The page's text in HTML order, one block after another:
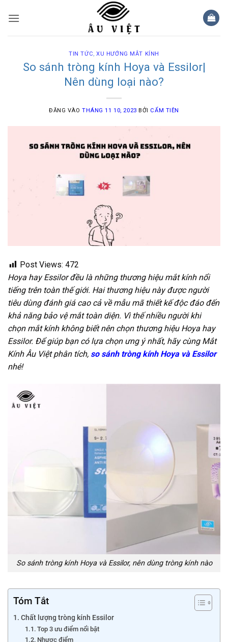
qua
TIN TỨC,XU HƯỚNG MẮT KÍNH
So sánh tròng kính Hoya và Essilor|
Nên dùng loại nào?
ĐĂNG VÀOTHÁNG 11 10, 2023 BỞI CẨM TIÊN
Post Views: 472
Hoya hay Essilor đều là những thương hiệu mắt kính nổi
tiếng trên toàn thế giới. Hai thương hiệu này được người
tiêu dùng đánh giá cao cả về mẫu mã thiết kế độc đáo đến
khả năng bảo vệ mắt toàn diện. Vì thế nhiều người khi
chọn mắt kính không biết nên chọn thương hiệu Hoya hay
Essilor. Để giúp bạn có lựa chọn ưng ý nhất, hãy cùng Mắt
Kính Âu Việt phân tích, so sánh tròng kính Hoya và Essilor
nhé!
So sánh tròng kính Hoya và Essilor, nên dùng tròng kính nào
Tóm Tắt
Chất lượng tròng kính Essilor
Top 3 ưu điểm nổi bật
Nhược điểm